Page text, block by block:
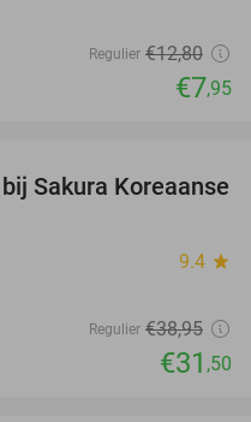
Regulier €12,80
€7,95
19%
Sakura Koreaanse
9.4 star
Regulier €38,95
€31 ,50